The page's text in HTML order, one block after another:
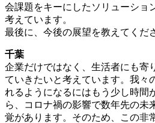
会課題をキーにしたソリューショ
考えています。
最後に、今後の展望を教えてくだ
千葉
企業だけではなく、生活者にも寄
ていきたいと考えています。我々
れるようになるにはもう少し時間
ら、コロナ禍の影響で数年先の未
覚があります。そのため、この非